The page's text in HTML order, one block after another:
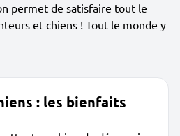
permet de satisfaire tout le
et chiens ! Tout le monde y
: les bienfaits